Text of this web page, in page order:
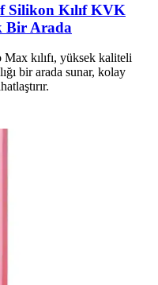
Silikon Kılıf KVK
Bir Arada
kılıfı, yüksek kaliteli
bir arada sunar, kolay